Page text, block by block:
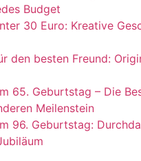
Budget
30 Euro: Kreative
den besten Freund:
65. Geburtstag – Die
Meilenstein
96. Geburtstag: